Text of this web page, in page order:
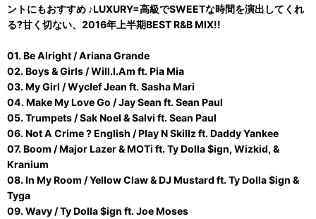
ントにもおすすめ ♪LUXURY=高級でSWEETな時間を演出してくれ
る?甘く切ない、2016年上半期BEST R&B MIX!!
01. Be Alright / Ariana Grande
02. Boys & Girls / Will.I.Am ft. Pia Mia
03. My Girl / Wyclef Jean ft. Sasha Mari
04. Make My Love Go / Jay Sean ft. Sean Paul
05. Trumpets / Sak Noel & Salvi ft. Sean Paul
06. Not A Crime ? English / Play N Skillz ft. Daddy Yankee
07. Boom / Major Lazer & MOTi ft. Ty Dolla $ign, Wizkid, &
Kranium
08. In My Room / Yellow Claw & DJ Mustard ft. Ty Dolla $ign &
Tyga
09. Wavy / Ty Dolla $ign ft. Joe Moses